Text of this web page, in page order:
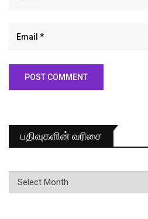
பதிவுகளின் வரிசை
பதிவுகளின்
வரிசை